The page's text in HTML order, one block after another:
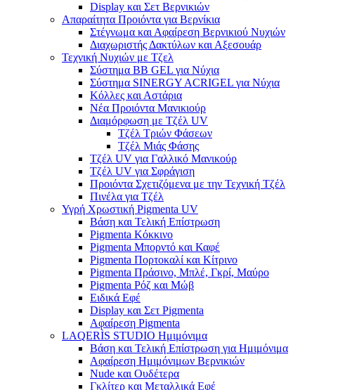
Display και Σετ Βερνικιών
Απαραίτητα Προιόντα για Βερνίκια
Στέγνωμα και Αφαίρεση Βερνικιού Νυχιών
Διαχωριστής Δακτύλων και Αξεσουάρ
Τεχνική Νυχιών με Τζελ
Σύστημα BB GEL για Νύχια
Σύστημα SINERGY ACRIGEL για Νύχια
Κόλλες και Αστάρια
Νέα Προιόντα Μανικιούρ
Διαμόρφωση με Τζέλ UV
Τζέλ Τριών Φάσεων
Τζέλ Μιάς Φάσης
Τζέλ UV για Γαλλικό Μανικούρ
Τζέλ UV για Σφράγιση
Προιόντα Σχετιζόμενα με την Τεχνική Τζέλ
Πινέλα για Τζέλ
Υγρή Χρωστική Pigmenta UV
Βάση και Τελική Επίστρωση
Pigmenta Κόκκινο
Pigmenta Μπορντό και Καφέ
Pigmenta Πορτοκαλί και Κίτρινο
Pigmenta Πράσινο, Μπλέ, Γκρί, Μαύρο
Pigmenta Ρόζ και Μώβ
Ειδικά Εφέ
Display και Σετ Pigmenta
Αφαίρεση Pigmenta
LAQERÌS STUDIO Ημιμόνιμα
Βάση και Τελική Επίστρωση για Ημιμόνιμα
Αφαίρεση Ημιμόνιμων Βερνικιών
Nude και Ουδέτερα
Γκλίτερ και Μεταλλικά Εφέ